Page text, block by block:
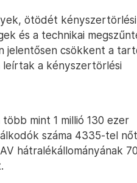
ötödét kényszertörlési
és a technikai
jelentősen csökkent a
leírtak a kényszertörlési
mint 1 millió 130 ezer
száma 4335-tel
hátralékállományának 70